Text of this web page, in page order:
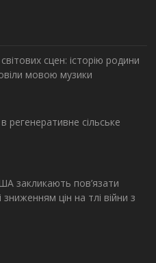
сцен: історію родини
мовою музики
регенеративне сільське
закликають пов’язати
зниженням цін на тлі війни з